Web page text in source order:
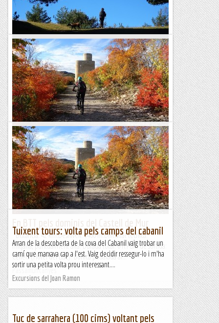
Pass@muntanyes
Caminant pels boscos obacs del Catllaràs
Distància: 17 km.Desnivell: 900 m.Dificultat tècnica:
fàcil.Durada total: 5 h.Punt de sortida: Santa Maria de
Lillet.TRAÇA GPS Bonica i senzilla volta per...
Passamuntanyes
En BTT pels dominis del Castell de Mur
Distància: 42 km.Desnivell: 1400 m.Dificultat tècnica:
mitjana, puntualment alta. Durada total: 6 h.Punt de sortida:
Cellers (Hotel del Llac). Bonica pedalada al...
Pass@muntanyes
Distància: 42 km.Desnivell: 1400 m.Dificultat tècnica:
mitjana, puntualment alta. Durada total: 6 h.Punt de sortida:
Cellers (Hotel del Llac). Bonica pedalada al...
Passamuntanyes
Tuixent tours: volta pels camps del cabanil
Arran de la descoberta de la cova del Cabanil vaig trobar un
camí que marxava cap a l'est. Vaig decidir ressegur-lo i m'ha
sortir una petita volta prou interessant....
Excursions del Joan Ramon
Tuc de sarrahera (100 cims) voltant pels